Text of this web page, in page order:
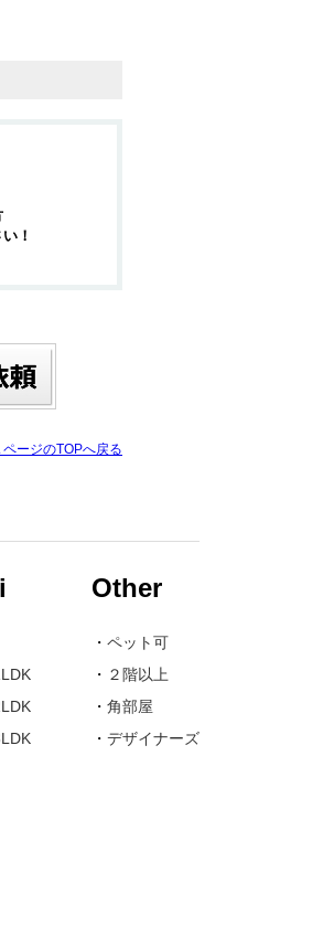
！
ージのTOPへ戻る
Other
・ ペット可
・ ２階以上
・ 角部屋
・ デザイナーズ